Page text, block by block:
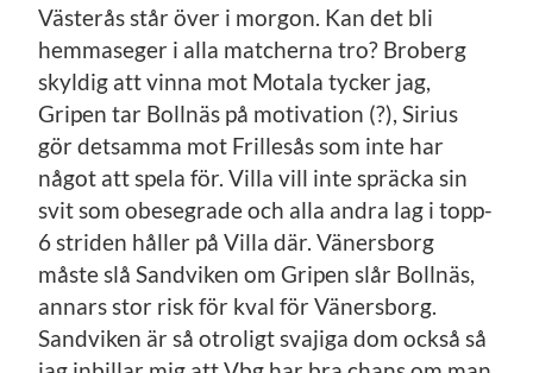
Västerås står över i morgon. Kan det bli
hemmaseger i alla matcherna tro? Broberg
skyldig att vinna mot Motala tycker jag,
Gripen tar Bollnäs på motivation (?), Sirius
gör detsamma mot Frillesås som inte har
något att spela för. Villa vill inte spräcka sin
svit som obesegrade och alla andra lag i topp-
6 striden håller på Villa där. Vänersborg
måste slå Sandviken om Gripen slår Bollnäs,
annars stor risk för kval för Vänersborg.
Sandviken är så otroligt svajiga dom också så